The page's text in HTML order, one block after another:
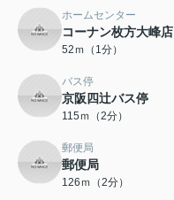
ホームセンター
コーナン枚方大峰店
52ｍ（1分）
バス停
京阪四辻バス停
115ｍ（2分）
郵便局
郵便局
126ｍ（2分）